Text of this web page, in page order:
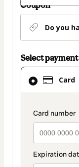
Coupon
Do you
Select
Card
Card
selected
method